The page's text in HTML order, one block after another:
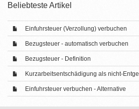
Beliebteste Artikel
Einfuhrsteuer (Verzollung) verbuchen
Bezugsteuer - automatisch verbuchen
Bezugsteuer - Definition
Kurzarbeitsentschädigung als nicht-
Einfuhrsteuer verbuchen - Alternative